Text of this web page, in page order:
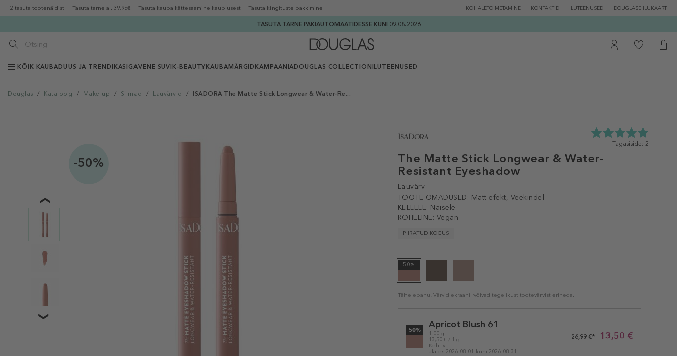
2 tasuta tootenäidist Tasuta tarne al. 39,95€ Tasuta kauba kättesaamine kauplusest Tasuta kingituste pakkimine KOHALETOIMETAMINE KONTAKTID ILUTEENUSED DOUGLASE ILUKAART
TASUTA TARNE PAKIAUTOMAATIDESSE KUNI 09.08.2026
KÕIK KAUBADUUS JA TRENDIKAS IGAVENE SUVI K-BEAUTY KAUBAMÄRGID KAMPAANIADOUGLAS COLLECTION ILUTEENUSED
Douglas / Kataloog / Make-up / Silmad / Lauvärvid / ISADORA The Matte Stick Longwear & Water-Re...
-50%
The Matte Stick Longwear & Water-
Resistant Eyeshadow
Lauvärv
TOOTE OMADUSED: Matt-efekt, Veekindel
KELLELE: Naisele
ROHELINE: Vegan
PIIRATUD KOGUS
5.0
Tagasiside: 2
50%
Tähelepanu! Värvid ekraanil võivad tegelikust tootevärvist erineda.
variation
50% Apricot Blush 61
1.00 g
13,50 € / 1 g
Kehtiv:
alates 2026-08-01 kuni 2026-08-31
13,50 €
26,99 €*